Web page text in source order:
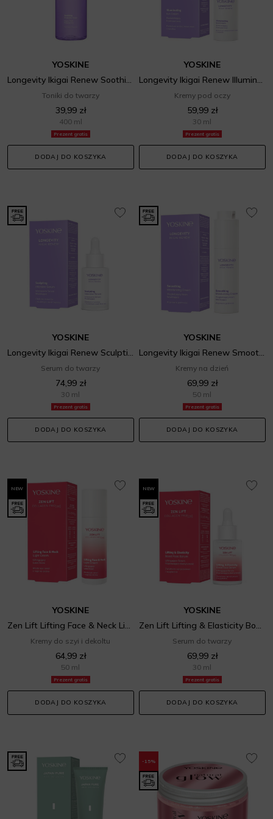
Prezent gratis
YOSKINE
Longevity Ikigai Renew Soothing Prebiotic Toner
Toniki do twarzy
39,99 zł
400 ml
DODAJ DO KOSZYKA
Prezent gratis
YOSKINE
Longevity Ikigai Renew Illuminating Eye Cream
Kremy pod oczy
59,99 zł
30 ml
DODAJ DO KOSZYKA
Prezent gratis
YOSKINE
Longevity Ikigai Renew Sculpting Intensive Serum
Serum do twarzy
74,99 zł
30 ml
DODAJ DO KOSZYKA
Prezent gratis
YOSKINE
Longevity Ikigai Renew Smoothing Moisturizing Cream
Kremy na dzień
69,99 zł
50 ml
DODAJ DO KOSZYKA
NEW
Prezent gratis
YOSKINE
Kremy do szyi i dekoltu
64,99 zł
50 ml
DODAJ DO KOSZYKA
NEW
Prezent gratis
YOSKINE
Serum do twarzy
69,99 zł
30 ml
DODAJ DO KOSZYKA
-15%